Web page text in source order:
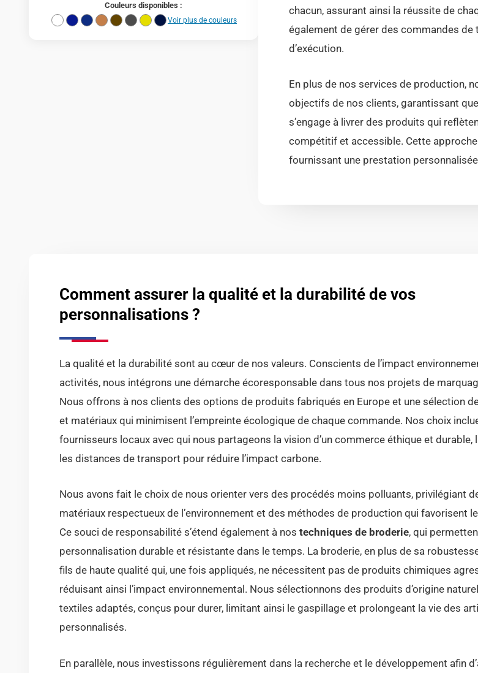
Couleurs disponibles :
Voir plus de couleurs
chacun, assurant ainsi la réussite de
également de gérer des commandes
d’exécution.
En plus de nos services de production,
objectifs de nos clients, garantissant
s’engage à livrer des produits qui
compétitif et accessible. Cette
fournissant une prestation
Comment assurer la qualité et la durabilité de vos
personnalisations ?
La qualité et la durabilité sont au cœur de nos valeurs. Conscients de l’impact
activités, nous intégrons une démarche écoresponsable dans tous nos projets de
Nous offrons à nos clients des options de produits fabriqués en Europe et une sélection
et matériaux qui minimisent l’empreinte écologique de chaque commande. Nos choix
fournisseurs locaux avec qui nous partageons la vision d’un commerce éthique et durable,
les distances de transport pour réduire l’impact carbone.
Nous avons fait le choix de nous orienter vers des procédés moins polluants, privilégiant
matériaux respectueux de l’environnement et des méthodes de production qui favorisent
Ce souci de responsabilité s’étend également à nos techniques de broderie, qui
personnalisation durable et résistante dans le temps. La broderie, en plus de sa
fils de haute qualité qui, une fois appliqués, ne nécessitent pas de produits chimiques
réduisant ainsi l’impact environnemental. Nous sélectionnons des produits d’origine
textiles adaptés, conçus pour durer, limitant ainsi le gaspillage et prolongeant la vie des
personnalisés.
En parallèle, nous investissons régulièrement dans la recherche et le développement afin